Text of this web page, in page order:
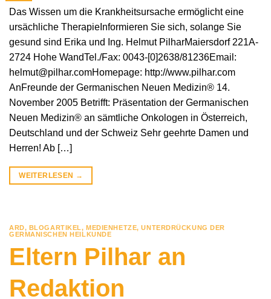
Das Wissen um die Krankheitsursache ermöglicht eine
ursächliche TherapieInformieren Sie sich, solange Sie
gesund sind Erika und Ing. Helmut PilharMaiersdorf 221A-
2724 Hohe WandTel./Fax: 0043-[0]2638/81236Email:
helmut@pilhar.comHomepage: http://www.pilhar.com
AnFreunde der Germanischen Neuen Medizin® 14.
November 2005 Betrifft: Präsentation der Germanischen
Neuen Medizin® an sämtliche Onkologen in Österreich,
Deutschland und der Schweiz Sehr geehrte Damen und
Herren! Ab […]
WEITERLESEN →
ARD, BLOGARTIKEL,MEDIENHETZE,UNTERDRÜCKUNG DER
GERMANISCHEN HEILKUNDE
Eltern Pilhar an
Redaktion